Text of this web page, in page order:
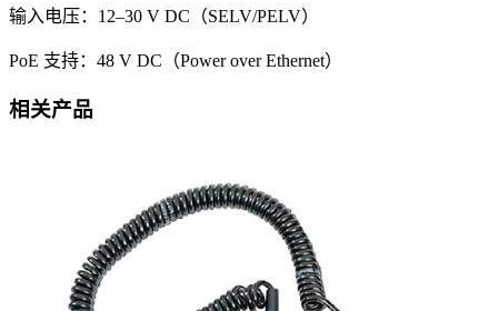
输入电压：12–30 V DC（SELV/PELV）
PoE 支持：48 V DC（Power over Ethernet）
相关产品